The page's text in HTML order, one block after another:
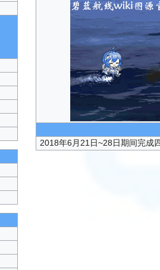
2018年6月21日~28日期间完成